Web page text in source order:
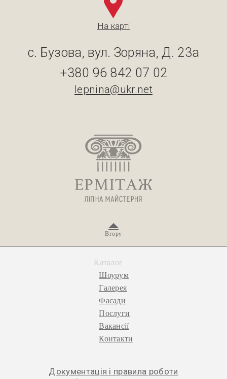
На карті
с. Бузова, вул. Зоряна, Д. 23а
+380 96 842 07 02
lepnina@ukr.net
Вгору
Каталог
Шоурум
Галерея
Фасади
Послуги
Вакансії
Контакти
Документація і правила роботи